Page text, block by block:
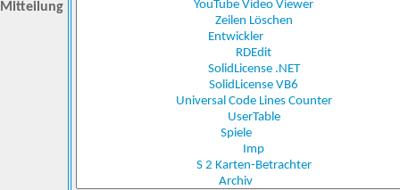
YouTube Video Viewer
Zeilen Löschen
Entwickler
RDEdit
SolidLicense .NET
SolidLicense VB6
Universal Code Lines Counter
UserTable
Spiele
Imp
S 2 Karten-Betrachter
Archiv
Mitteilung